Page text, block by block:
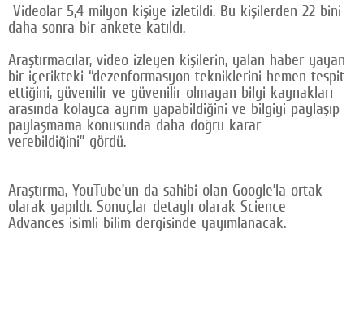
Videolar 5,4 milyon kişiye izletildi. Bu kişilerden 22 bini
daha sonra bir ankete katıldı.
Araştırmacılar, video izleyen kişilerin, yalan haber yayan
bir içerikteki “dezenformasyon tekniklerini hemen tespit
ettiğini, güvenilir ve güvenilir olmayan bilgi kaynakları
arasında kolayca ayrım yapabildiğini ve bilgiyi paylaşıp
paylaşmama konusunda daha doğru karar
verebildiğini” gördü.
Araştırma, YouTube’un da sahibi olan Google’la ortak
olarak yapıldı. Sonuçlar detaylı olarak Science
Advances isimli bilim dergisinde yayımlanacak.